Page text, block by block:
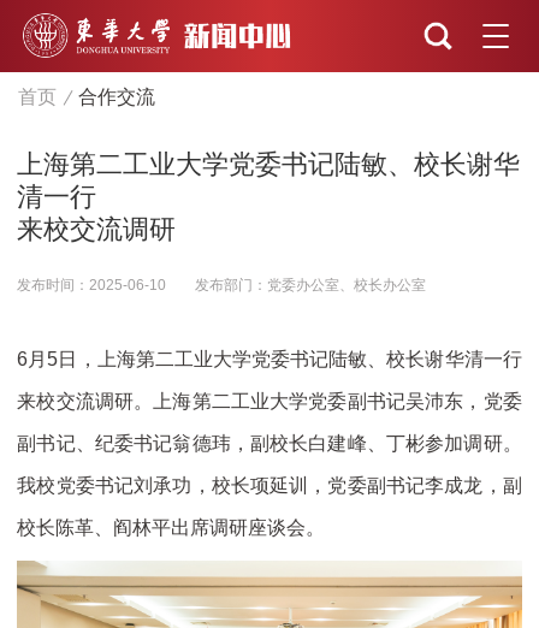
首页 合作交流
上海第二工业大学党委书记陆敏、校长谢华
清一行
来校交流调研
发布时间：2025-06-10 发布部门：党委办公室、校长办公室
6月5日，上海第二工业大学党委书记陆敏、校长谢华清一行
来校交流调研。上海第二工业大学党委副书记吴沛东，党委
副书记、纪委书记翁德玮，副校长白建峰、丁彬参加调研。
我校党委书记刘承功，校长项延训，党委副书记李成龙，副
校长陈革、阎林平出席调研座谈会。